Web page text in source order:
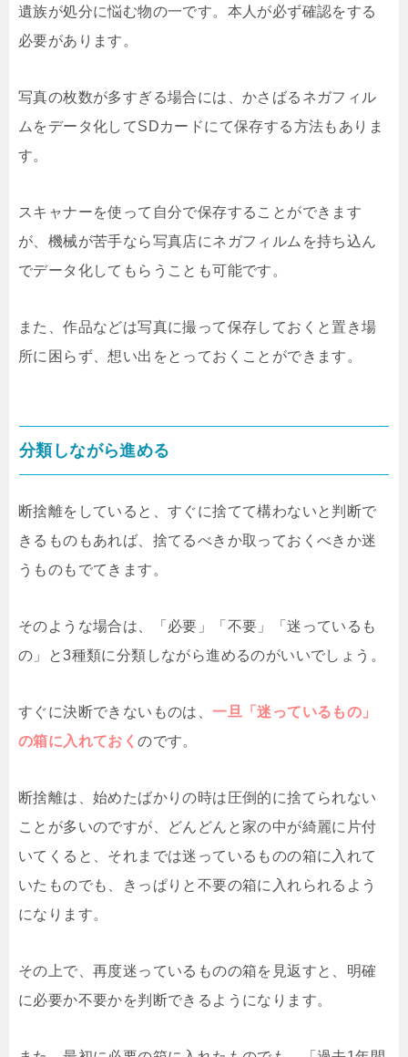
遺族が処分に悩む物の一です。本人が必ず確認をする
必要があります。
写真の枚数が多すぎる場合には、かさばるネガフィル
ムをデータ化してSDカードにて保存する方法もありま
す。
スキャナーを使って自分で保存することができます
が、機械が苦手なら写真店にネガフィルムを持ち込ん
でデータ化してもらうことも可能です。
また、作品などは写真に撮って保存しておくと置き場
所に困らず、想い出をとっておくことができます。
分類しながら進める
断捨離をしていると、すぐに捨てて構わないと判断で
きるものもあれば、捨てるべきか取っておくべきか迷
うものもでてきます。
そのような場合は、「必要」「不要」「迷っているも
の」と3種類に分類しながら進めるのがいいでしょう。
すぐに決断できないものは、一旦「迷っているもの」
の箱に入れておくのです。
断捨離は、始めたばかりの時は圧倒的に捨てられない
ことが多いのですが、どんどんと家の中が綺麗に片付
いてくると、それまでは迷っているものの箱に入れて
いたものでも、きっぱりと不要の箱に入れられるよう
になります。
その上で、再度迷っているものの箱を見返すと、明確
に必要か不要かを判断できるようになります。